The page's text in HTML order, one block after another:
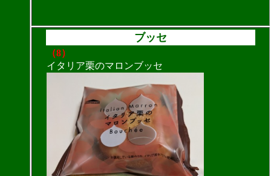
ブッセ
（8）
イタリア栗のマロンブッセ